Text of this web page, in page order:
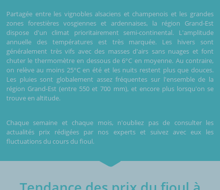
Partagée entre les vignobles alsaciens et champenois et les grandes
zones forestières vosgiennes et ardennaises, la région Grand-Est
dispose d'un climat prioritairement semi-continental. L'amplitude
annuelle des températures est très marquée. Les hivers sont
généralement très vifs avec des masses d'airs sans nuages et font
chuter le thermomètre en dessous de 6°C en moyenne. Au contraire,
on relève au moins 25°C en été et les nuits restent plus que douces.
Les pluies sont globalement assez fréquentes sur l'ensemble de la
région Grand-Est (entre 550 et 700 mm), et encore plus lorsqu'on se
trouve en altitude.
Chaque semaine et chaque mois, n'oubliez pas de consulter les
actualités prix rédigées par nos experts et suivez avec eux les
fluctuations du cours du fioul.